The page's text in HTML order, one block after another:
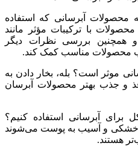
آبرسانی که استفاده
با ترکیبات مؤثر مانند
و همچنین بررسی نظرات دیگر
محصولات مناسب کمک کند.
موثر است؟ بله، بخار دادن به
و جذب بهتر محصولات آبرسان
برای آبرسانی استفاده کنیم؟
خشکی و آسیب به پوست می‌شوند
هستند.